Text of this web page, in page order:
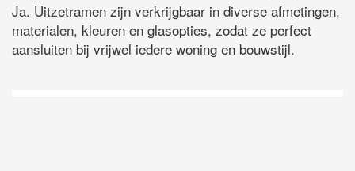
Ja. Uitzetramen zijn verkrijgbaar in diverse afmetingen,
materialen, kleuren en glasopties, zodat ze perfect
aansluiten bij vrijwel iedere woning en bouwstijl.